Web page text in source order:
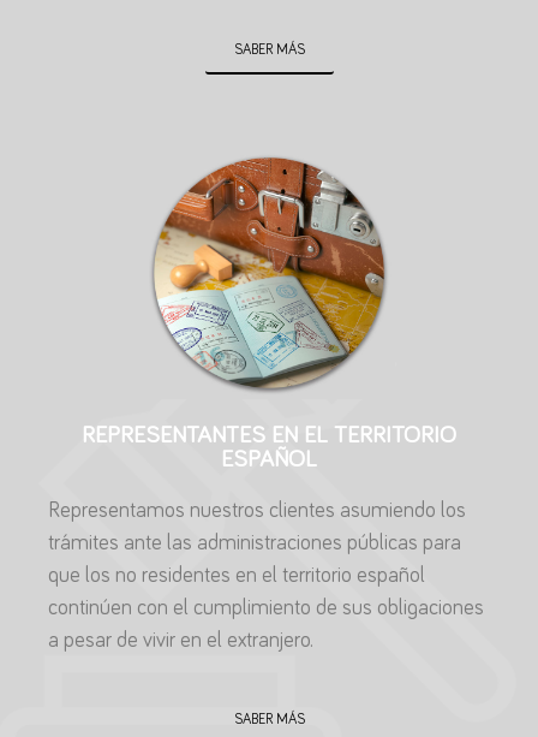
SABER MÁS
REPRESENTANTES EN EL TERRITORIO
ESPAÑOL
Representamos nuestros clientes asumiendo los
trámites ante las administraciones públicas para
que los no residentes en el territorio español
continúen con el cumplimiento de sus obligaciones
a pesar de vivir en el extranjero.
SABER MÁS